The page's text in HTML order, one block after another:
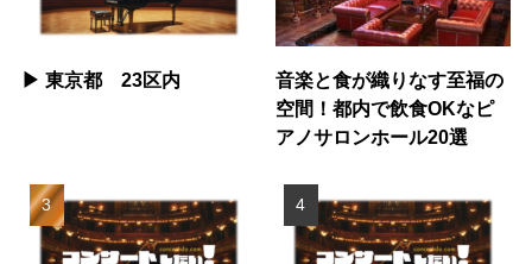
▶︎ 東京都 23区内
音楽と食が織りなす至福の
空間！都内で飲食OKなピ
アノサロンホール20選